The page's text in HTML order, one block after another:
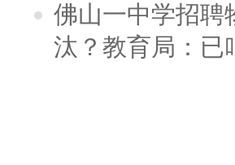
佛山一中学招聘
汰？教育局：已